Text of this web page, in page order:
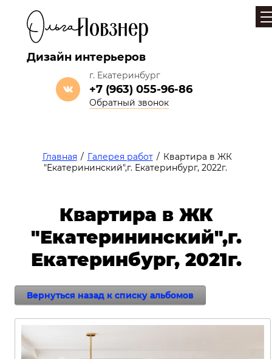
Дизайн интерьеров
г. Екатеринбург
+7 (963) 055-96-86
Обратный звонок
Главная / Галерея работ / Квартира в ЖК
"Екатерининский",г. Екатеринбург, 2022г.
Квартира в ЖК
"Екатерининский",г.
Екатеринбург, 2021г.
Вернуться назад к списку альбомов